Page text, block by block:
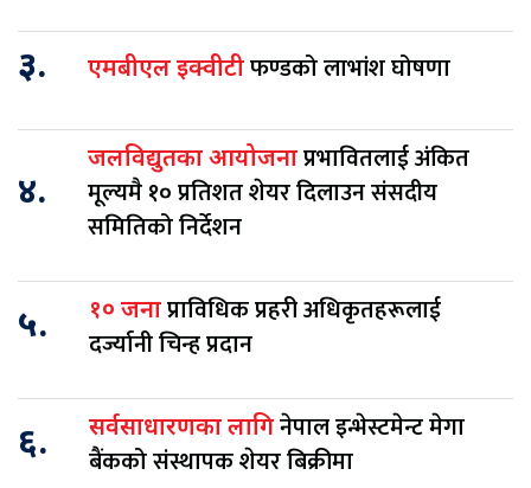
३. एमबीएल इक्वीटीफण्डको लाभांश घोषणा
४.
जलविद्युतका आयोजनाप्रभावितलाई अंकित
मूल्यमै १० प्रतिशत शेयर दिलाउन संसदीय
समितिको निर्देशन
५. १० जनाप्राविधिक प्रहरी अधिकृतहरूलाई
दर्ज्यानी चिन्ह प्रदान
६. सर्वसाधारणका लागिनेपाल इन्भेस्टमेन्ट मेगा
बैंकको संस्थापक शेयर बिक्रीमा